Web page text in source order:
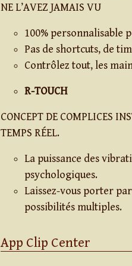
NE L’AVEZ JAMAIS VU
100% personnalisable
Pas de shortcuts, de
Contrôlez tout, les
R-TOUCH
CONCEPT DE COMPLICES
TEMPS RÉEL.
La puissance des
psychologiques.
Laissez-vous porter
possibilités multiples.
App Clip Center